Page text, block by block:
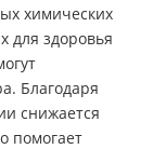
химических
для здоровья
Благодаря
снижается
помогает